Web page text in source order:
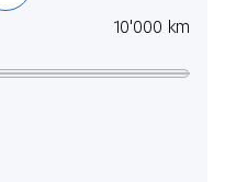
10'000 km